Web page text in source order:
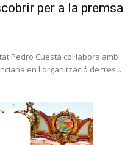
per a la premsa
Pedro Cuesta col·labora amb
en l'organització de tres...